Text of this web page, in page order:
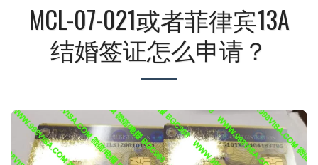
MCL-07-021或者菲律宾13A
结婚签证怎么申请？